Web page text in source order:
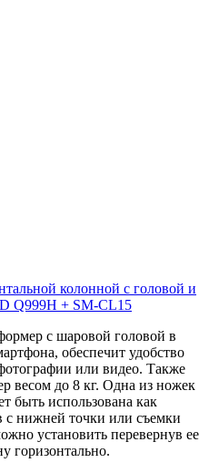
колонной с головой и
Q999H + SM-CL15
с шаровой головой в
обеспечит удобство
или видео. Также
весом до 8 кг. Одна из ножек
быть использована как
с нижней точки или съемки
установить перевернув ее
горизонтально.